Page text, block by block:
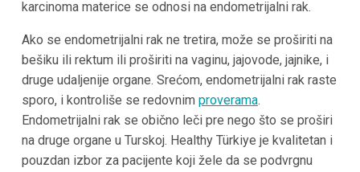
karcinoma materice se odnosi na endometrijalni rak.
Ako se endometrijalni rak ne tretira, može se proširiti na
bešiku ili rektum ili proširiti na vaginu, jajovode, jajnike, i
druge udaljenije organe. Srećom, endometrijalni rak raste
sporo, i kontroliše se redovnim proverama.
Endometrijalni rak se obično leči pre nego što se proširi
na druge organe u Turskoj. Healthy Türkiye je kvalitetan i
pouzdan izbor za pacijente koji žele da se podvrgnu